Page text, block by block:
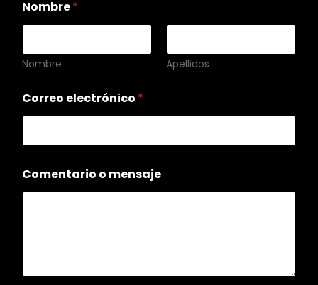
Nombre*
Nombre Apellidos
Correo electrónico *
Comentario o mensaje